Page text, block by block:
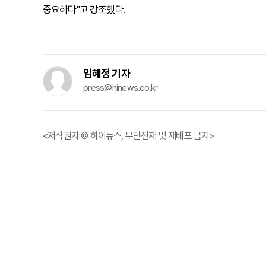
중요하다"고 강조했다.
임혜정 기자
press@hinews.co.kr
<저작권자 © 하이뉴스, 무단전재 및 재배포 금지>